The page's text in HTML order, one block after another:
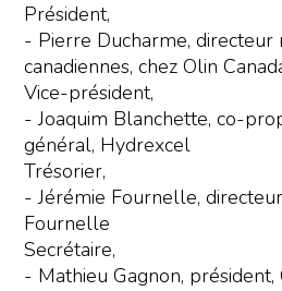
Président,
- Pierre Ducharme, directeur
canadiennes, chez Olin
Vice-président,
- Joaquim Blanchette, co-
général, Hydrexcel
Trésorier,
- Jérémie Fournelle,
Fournelle
Secrétaire,
- Mathieu Gagnon,